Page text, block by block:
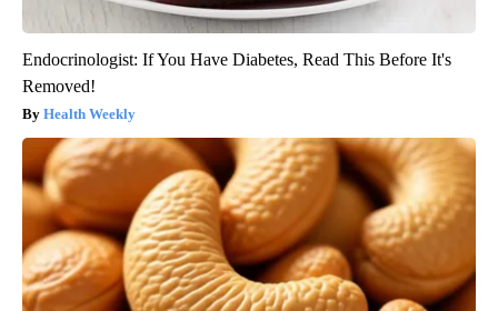
Endocrinologist: If You Have Diabetes, Read This Before It's
Removed!
Health Weekly